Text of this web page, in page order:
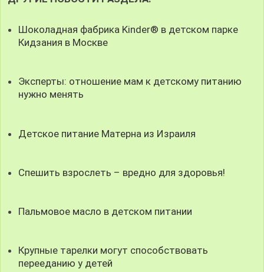
Шоколадная фабрика Kinder® в детском парке
Кидзания в Москве
Эксперты: отношение мам к детскому питанию
нужно менять
Детское питание Матерна из Израиля
Спешить взрослеть – вредно для здоровья!
Пальмовое масло в детском питании
Крупные тарелки могут способствовать
перееданию у детей